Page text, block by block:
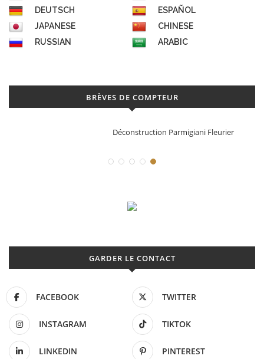
DEUTSCH
ESPAÑOL
JAPANESE
CHINESE
RUSSIAN
ARABIC
BRÈVES DE COMPTEUR
Déconstruction Parmigiani Fleurier
GARDER LE CONTACT
FACEBOOK TWITTER
INSTAGRAM TIKTOK
LINKEDIN PINTEREST